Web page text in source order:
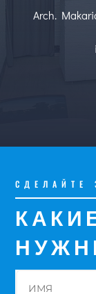
Arch.
СДЕЛАЙТЕ